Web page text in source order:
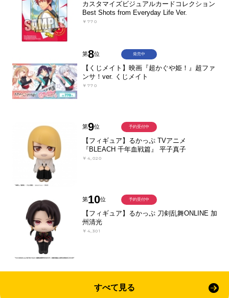
カスタマイズビジュアルカードコレクション
Best Shots from Everyday Life Ver.
￥770
第8位
【くじメイト】映画『超かぐや姫！』超ファ
ンサ！ver. くじメイト
￥770
発売中
第9位
【フィギュア】るかっぷ TVアニメ
『BLEACH 千年血戦篇』 平子真子
￥4,020
予約受付中
第10位
【フィギュア】るかっぷ 刀剣乱舞ONLINE 加
州清光
￥4,301
予約受付中
すべて見る